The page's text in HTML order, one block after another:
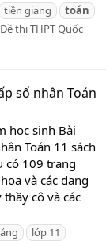
tiền giang
toán
Đề thi THPT Quốc
số nhân Toán
học sinh Bài
Toán 11 sách
có 109 trang
và các dạng
cô và các
lớp 11